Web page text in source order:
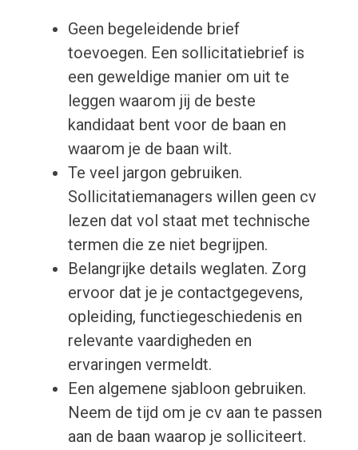
Geen begeleidende brief
toevoegen. Een sollicitatiebrief is
een geweldige manier om uit te
leggen waarom jij de beste
kandidaat bent voor de baan en
waarom je de baan wilt.
Te veel jargon gebruiken.
Sollicitatiemanagers willen geen cv
lezen dat vol staat met technische
termen die ze niet begrijpen.
Belangrijke details weglaten. Zorg
ervoor dat je je contactgegevens,
opleiding, functiegeschiedenis en
relevante vaardigheden en
ervaringen vermeldt.
Een algemene sjabloon gebruiken.
Neem de tijd om je cv aan te passen
aan de baan waarop je solliciteert.